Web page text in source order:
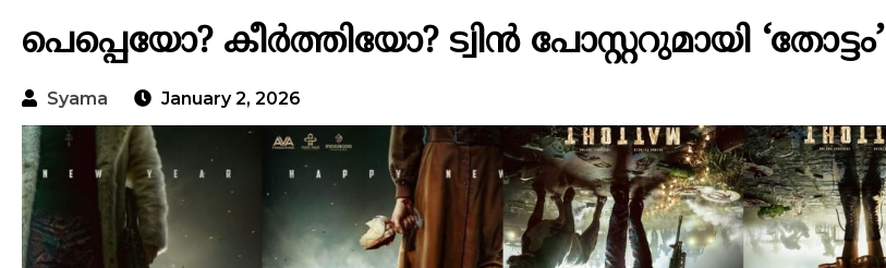
പെപ്പെയോ? കീർത്തിയോ? ട്വിൻ പോസ്റ്ററുമായി ‘തോട്ടം’
Syama January 2, 2026